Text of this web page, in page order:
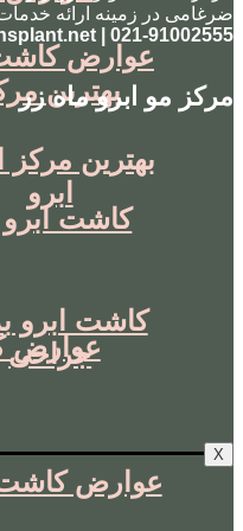
عوارض
بهترین
ابرو
کاشت ابرو
جراحی
عوارض کاشت
بهترین
کاشت
عوارض
X
ضرغامی در زمینه ارائه
021-91002555 | Info@clinichairtransplant.net
مرکز مو ابرو ماه زر